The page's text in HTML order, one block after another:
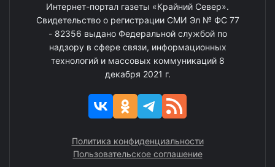
Интернет-портал газеты «Крайний Север».
Свидетельство о регистрации СМИ Эл № ФС 77
- 82356 выдано Федеральной службой по
надзору в сфере связи, информационных
технологий и массовых коммуникаций 8
декабря 2021 г.
Политика конфиденциальности
Пользовательское соглашение